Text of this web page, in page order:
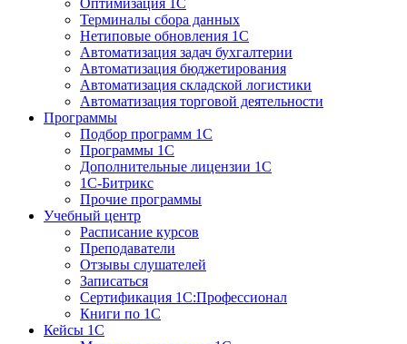
Оптимизация 1С
Терминалы сбора данных
Нетиповые обновления 1С
Автоматизация задач бухгалтерии
Автоматизация бюджетирования
Автоматизация складской логистики
Автоматизация торговой деятельности
Программы
Подбор программ 1С
Программы 1С
Дополнительные лицензии 1С
1С-Битрикс
Прочие программы
Учебный центр
Расписание курсов
Преподаватели
Отзывы слушателей
Записаться
Сертификация 1С:Профессионал
Книги по 1С
Кейсы 1С